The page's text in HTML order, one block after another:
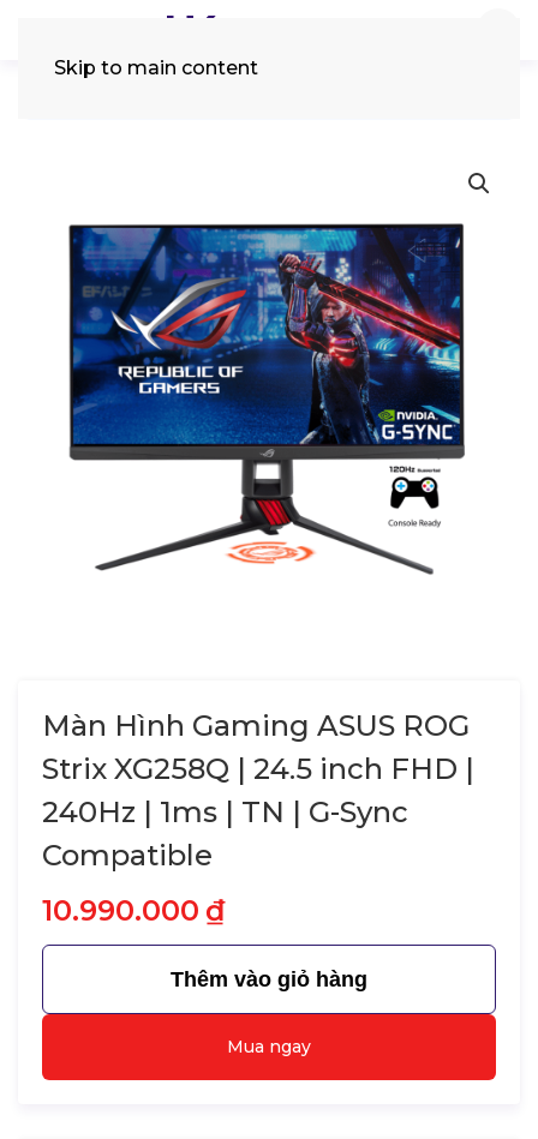
Skip to main content
Màn Hình Gaming ASUS ROG
Strix XG258Q | 24.5 inch FHD |
240Hz | 1ms | TN | G-Sync
Compatible
10.990.000 ₫
Thêm vào giỏ hàng
Mua ngay